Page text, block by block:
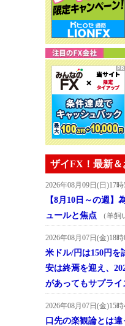
ザイFX！最新
2026年08月09日(日)17
【8月10日～の週】
ュールと焦点
（羊飼
2026年08月07日(金)18
米ドル/円は150円を
安は終焉を迎え、
があってもサプラ
2026年08月07日(金)15
口先の楽観論とは